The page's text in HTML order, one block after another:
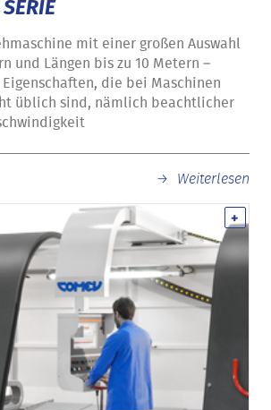
mit einer großen Auswahl
und Längen bis zu 10 Metern –
die bei Maschinen
üblich sind, nämlich beachtlicher
Weiterlesen
+